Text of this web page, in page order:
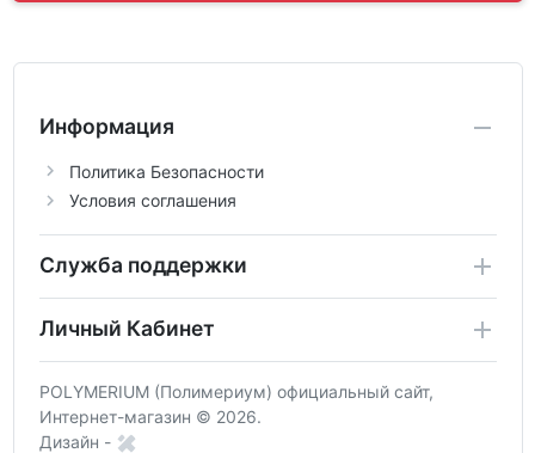
Информация
Политика Безопасности
Условия соглашения
Служба поддержки
Личный Кабинет
POLYMERIUM (Полимериум) официальный сайт,
Интернет-магазин © 2026.
Дизайн -